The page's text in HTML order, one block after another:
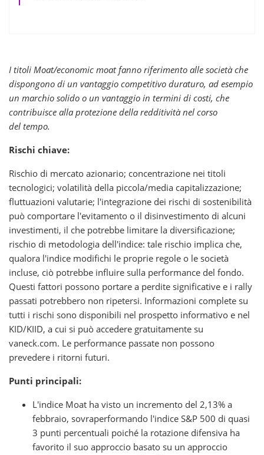
I titoli Moat/economic moat fanno riferimento alle società che
dispongono di un vantaggio competitivo duraturo, ad esempio
un marchio solido o un vantaggio in termini di costi, che
contribuisce alla protezione della redditività nel corso
del tempo.
Rischi chiave:
Rischio di mercato azionario; concentrazione nei titoli
tecnologici; volatilità della piccola/media capitalizzazione;
fluttuazioni valutarie; l'integrazione dei rischi di sostenibilità
può comportare l'evitamento o il disinvestimento di alcuni
investimenti, il che potrebbe limitare la diversificazione;
rischio di metodologia dell'indice: tale rischio implica che,
qualora l'indice modifichi le proprie regole o le società
incluse, ciò potrebbe influire sulla performance del fondo.
Questi fattori possono portare a perdite significative e i rally
passati potrebbero non ripetersi. Informazioni complete su
tutti i rischi sono disponibili nel prospetto informativo e nel
KID/KIID, a cui si può accedere gratuitamente su
vaneck.com. Le performance passate non possono
prevedere i ritorni futuri.
Punti principali:
L'indice Moat ha visto un incremento del 2,13% a
febbraio, sovraperformando l'indice S&P 500 di quasi
3 punti percentuali poiché la rotazione difensiva ha
favorito il suo approccio basato su un approccio